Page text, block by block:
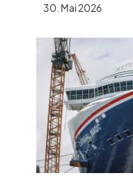
30. Mai 2026